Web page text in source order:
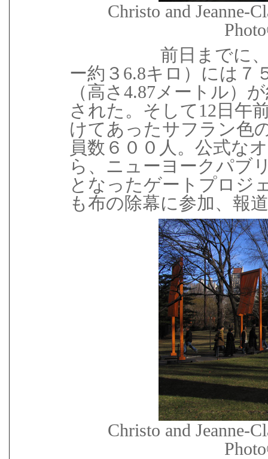
Christo and Jeanne-
前日までに
ー約３6.8キロ）には７
（高さ4.87メートル）
された。そして12日午
けてあったサフラン色
員数６００人。公式な
ら、ニューヨークパブ
となったゲートプロジ
も布の除幕に参加、報
Christo and Jeanne-